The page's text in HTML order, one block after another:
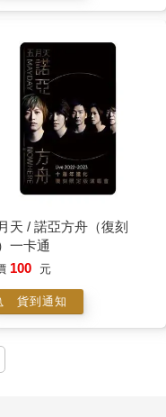
天 / 諾亞方舟（復刻
一卡通
100 元
貨到通知